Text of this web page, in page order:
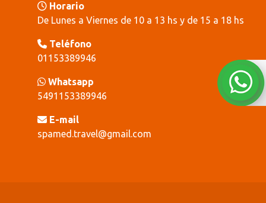
Horario
De Lunes a Viernes de 10 a 13 hs y de 15 a 18 hs
Teléfono
01153389946
Whatsapp
5491153389946
E-mail
spamed.travel@gmail.com